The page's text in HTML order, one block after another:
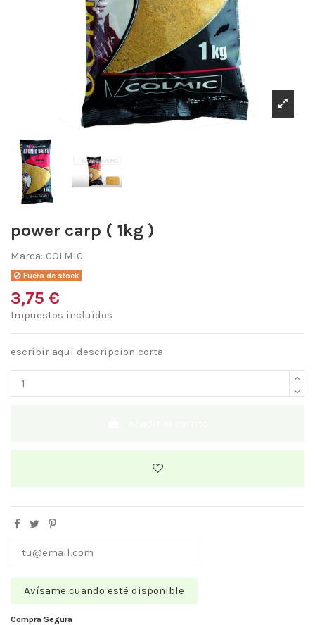
power carp ( 1kg )
Marca: COLMIC
Fuera de stock
3,75 €
Impuestos incluidos
escribir aqui descripcion corta
Compra Segura